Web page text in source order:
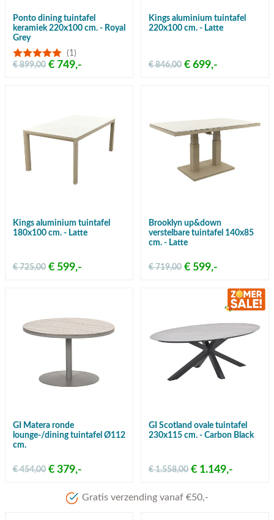
Ponto dining tuintafel
keramiek 220x100 cm. - Royal
Grey
(1)
€ 749,-
€ 899,00
Kings aluminium tuintafel
220x100 cm. - Latte
€ 699,-
€ 846,00
Kings aluminium tuintafel
180x100 cm. - Latte
€ 599,-
€ 725,00
Brooklyn up&down
verstelbare tuintafel 140x85
cm. - Latte
€ 599,-
€ 719,00
GI Matera ronde
lounge-/dining tuintafel Ø112
cm.
€ 379,-
€ 454,00
GI Scotland ovale tuintafel
230x115 cm. - Carbon Black
€ 1.149,-
€ 1.558,00
Gratis verzending vanaf €50,-